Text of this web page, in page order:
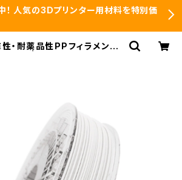
！ 人気の3Dプリンター用材料を特別価
・耐薬品性PPフィラメント